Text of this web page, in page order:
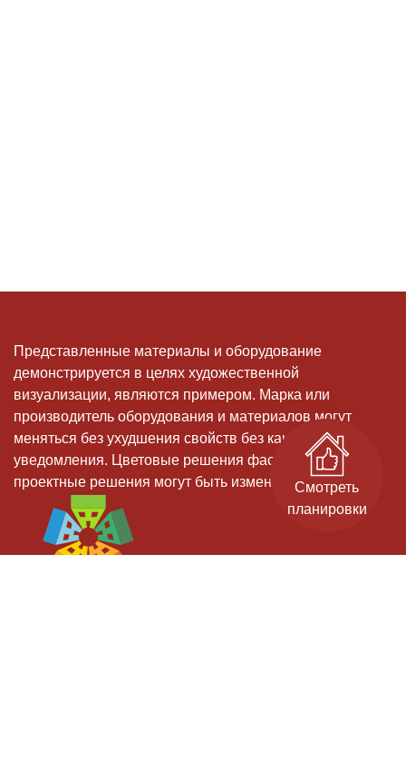
Представленные материалы и оборудование
демонстрируется в целях художественной
визуализации, являются примером. Марка или
производитель оборудования и материалов могут
меняться без ухудшения свойств без какого-либо
уведомления. Цветовые решения фасадов, и иные
проектные решения могут быть измененыСмотреть
планировки